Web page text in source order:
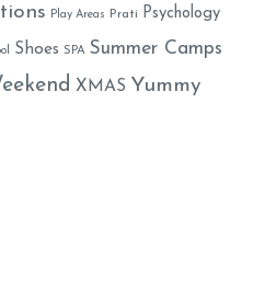
Play Areas Prati Psychology
Shoes SPA Summer Camps
XMAS Yummy